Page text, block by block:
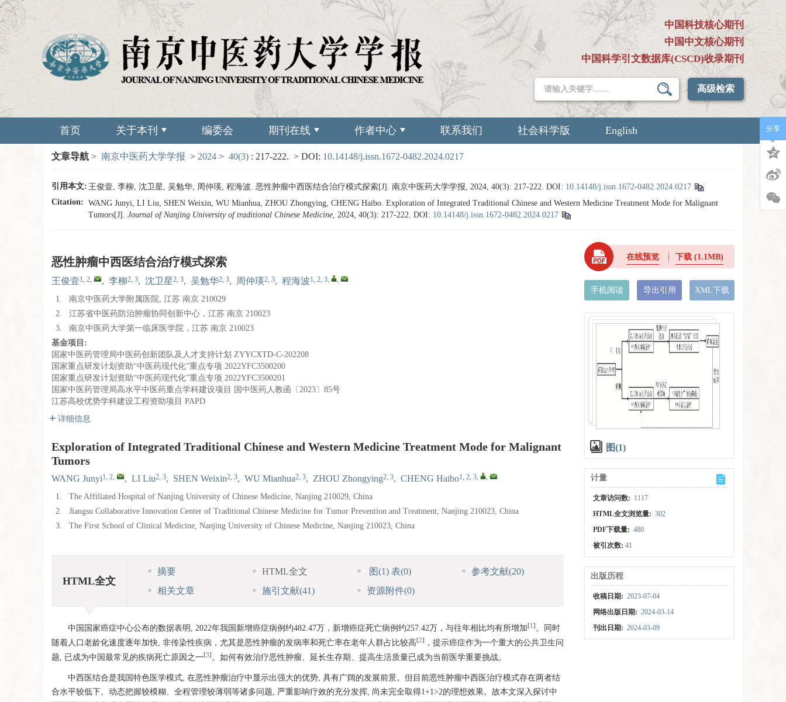
中国科技核心期刊
中国中文核心期刊
中国科学引文数据库(CSCD)收录期刊
高级检索
首页 关于本刊 编委会 期刊在线 作者中心 联系我们 社会科学版 English
文章导航 > 南京中医药大学学报 > 2024 > 40(3) : 217-222. > DOI: 10.14148/j.issn.1672-0482.2024.0217
引用本文: 王俊壹, 李柳, 沈卫星, 吴勉华, 周仲瑛, 程海波. 恶性肿瘤中西医结合治疗模式探索[J]. 南京中医药大学学报, 2024, 40(3): 217-222. DOI: 10.14148/j.issn.1672-0482.2024.0217
Citation: WANG Junyi, LI Liu, SHEN Weixin, WU Mianhua, ZHOU Zhongying, CHENG Haibo. Exploration of Integrated Traditional Chinese and Western Medicine Treatment Mode for Malignant
Tumors[J]. Journal of Nanjing University of traditional Chinese Medicine, 2024, 40(3): 217-222. DOI: 10.14148/j.issn.1672-0482.2024.0217
恶性肿瘤中西医结合治疗模式探索
王俊壹1, 2, , 李柳2, 3, 沈卫星2, 3, 吴勉华2, 3, 周仲瑛2, 3, 程海波1, 2, 3, ,
1.
南京中医药大学附属医院, 江苏 南京 210029
2.
江苏省中医药防治肿瘤协同创新中心，江苏 南京 210023
3.
南京中医药大学第一临床医学院，江苏 南京 210023
基金项目:
国家中医药管理局中医药创新团队及人才支持计划 ZYYCXTD-C-202208
国家重点研发计划资助“中医药现代化”重点专项 2022YFC3500200
国家重点研发计划资助“中医药现代化”重点专项 2022YFC3500201
国家中医药管理局高水平中医药重点学科建设项目
国中医药人教函〔2023〕85号
江苏高校优势学科建设工程资助项目 PAPD
详细信息
Exploration of Integrated Traditional Chinese and Western Medicine Treatment Mode for Malignant
Tumors
WANG Junyi1, 2, , LI Liu2, 3, SHEN Weixin2, 3, WU Mianhua2, 3, ZHOU Zhongying2, 3, CHENG Haibo1, 2, 3, ,
1.
The Affiliated Hospital of Nanjing University of Chinese Medicine, Nanjing 210029, China
2.
Jiangsu Collaborative Innovation Center of Traditional Chinese Medicine for Tumor Prevention and Treatment, Nanjing 210023, China
3.
The First School of Clinical Medicine, Nanjing University of Chinese Medicine, Nanjing 210023, China
HTML全文
摘要 HTML全文 图(1) 表(0) 参考文献(20)
相关文章
施引文献(41) 资源附件(0)
中国国家癌症中心公布的数据表明, 2022年我国新增癌症病例约482.47万，新增癌症死亡病例约257.42万，与往年相比均有所增加[1 ] 。同时
随着人口老龄化速度逐年加快, 非传染性疾病，尤其是恶性肿瘤的发病率和死亡率在老年人群占比较高[2]
，提示癌症作为一个重大的公共卫生问
题, 已成为中国最常见的疾病死亡原因之一[3] 。如何有效治疗恶性肿瘤、延长生存期、提高生活质量已成为当前医学重要挑战。
中西医结合是我国特色医学模式, 在恶性肿瘤治疗中显示出强大的优势, 具有广阔的发展前景。但目前恶性肿瘤中西医治疗模式存在两者结
合水平较低下、动态把握较模糊、全程管理较薄弱等诸多问题, 严重影响疗效的充分发挥, 尚未完全取得1+1>2的理想效果。故本文深入探讨中
在线预览 下载(1.1MB)
手机阅读 导出引用 XML下载
图(1)
计量
文章访问数: 1117
HTML全文浏览量: 302
PDF下载量: 480
被引次数:41
出版历程
收稿日期: 2023-07-04
网络出版日期: 2024-03-14
刊出日期: 2024-03-09
分享